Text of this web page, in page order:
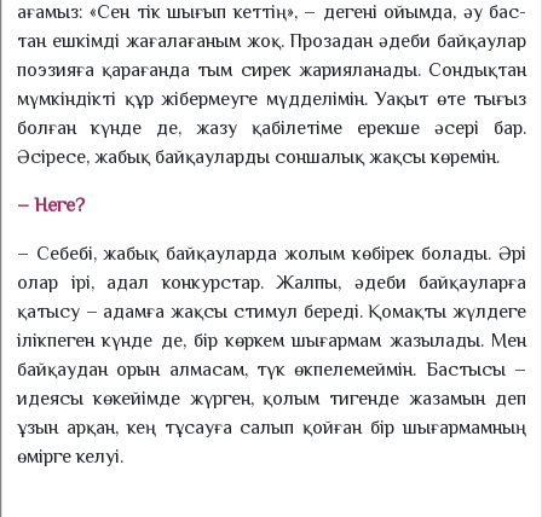
ағамыз: «Сен тік шы­ғып кеттің», – дегені ойымда, әу бас­
тан ешкімді жағалағаным жоқ. Прозадан әдеби байқаулар
поэзияға қарағанда тым сирек жарияланады. Сондықтан
мүм­кін­дікті құр жібермеуге мүдделі­мін. Уақыт өте тығыз
болған күн­де де, жазу қабілетіме ерекше әсері бар.
Әсіресе, жабық байқау­ларды соншалық жақсы көремін.
– Неге?
– Себебі, жабық байқауларда жолым көбірек болады. Әрі
олар ірі, адал конкурстар. Жалпы, әдеби байқауларға
қатысу – адамға жақсы стимул береді. Қо­мақты жүл­деге
ілікпеген күн­де де, бір көр­кем шығармам жазылады. Мен
байқаудан орын ал­масам, түк өкпелемеймін. Бас­тысы –
идеясы көкейімде жүрген, қолым тигенде жазамын деп
ұзын арқан, кең тұсауға салып қойған бір шығармамның
өмірге келуі.